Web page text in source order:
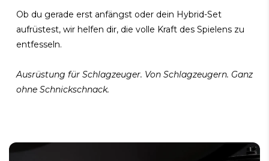
Ob du gerade erst anfängst oder dein Hybrid-Set
aufrüstest, wir helfen dir, die volle Kraft des Spielens zu
entfesseln.
Ausrüstung für Schlagzeuger. Von Schlagzeugern. Ganz
ohne Schnickschnack.